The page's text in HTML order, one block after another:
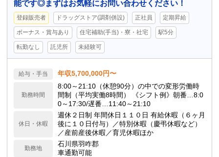
能です◎まずはお気軽にお問い合わせください！
登録販売者 ドラッグストア(調剤併設) 正社員 定期昇給
ボーナス・賞与あり 住宅補助(手当)・寮・社宅 駅5分
転勤なし 託児所 未経験可
給与・手当 年収5,700,000円〜
勤務時間
8:00～21:10（休憩90分）の中での変形労働時
間制（平均実働8時間） 《シフト例》朝番…8:0
0～17:30/遅番…11:40～21:10
休日・休暇
週休２日制 年間休日１１０日 有給休暇（６ヶ月
後に１０日付与）／特別休暇（慶弔休暇など）
／産前産後休暇／育児休暇ほか
勤務地
石川県羽咋郡
車通勤可能